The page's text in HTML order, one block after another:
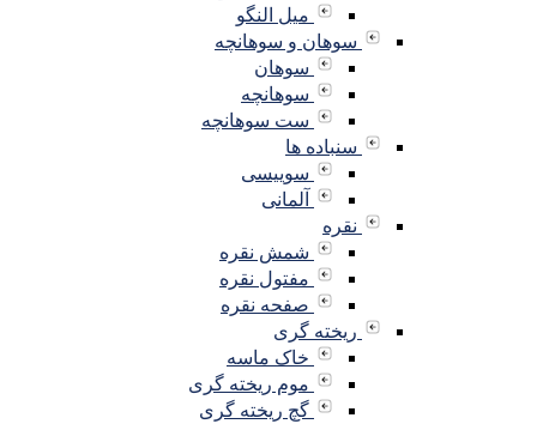
میل النگو
سوهان و سوهانچه
سوهان
سوهانچه
ست سوهانچه
سنباده ها
سوییسی
آلمانی
نقره
شمش نقره
مفتول نقره
صفحه نقره
ریخته گری
خاک ماسه
موم ریخته گری
گچ ریخته گری